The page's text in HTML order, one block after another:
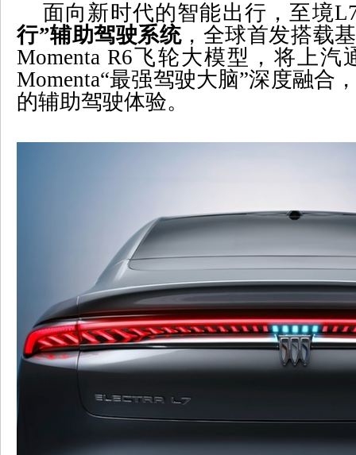
面向新时代的智能出行，至境
行”辅助驾驶系统，全球首发搭载
Momenta R6飞轮大模型，将上汽
Momenta“最强驾驶大脑”深度融合
的辅助驾驶体验。